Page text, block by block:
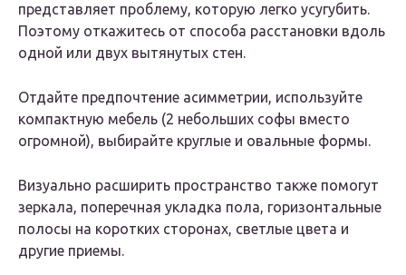
представляет проблему, которую легко усугубить.
Поэтому откажитесь от способа расстановки вдоль
одной или двух вытянутых стен.
Отдайте предпочтение асимметрии, используйте
компактную мебель (2 небольших софы вместо
огромной), выбирайте круглые и овальные формы.
Визуально расширить пространство также помогут
зеркала, поперечная укладка пола, горизонтальные
полосы на коротких сторонах, светлые цвета и
другие приемы.